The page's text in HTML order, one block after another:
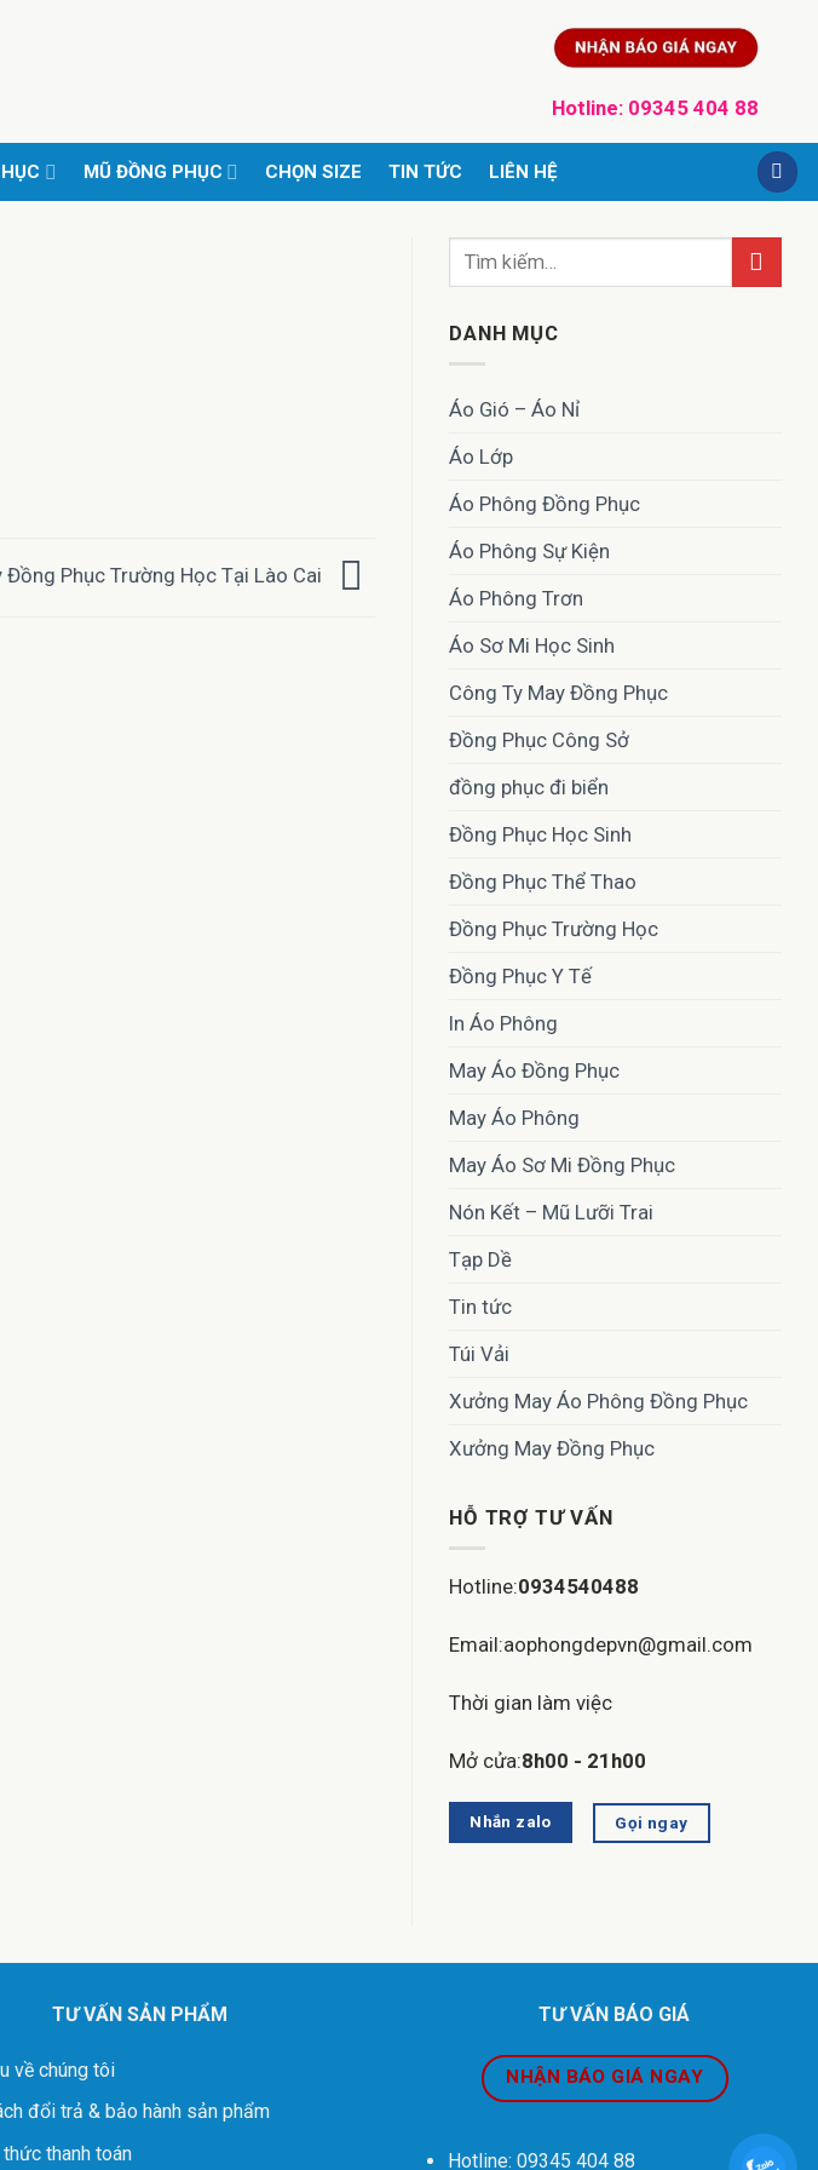
Hotline: 09345 404 88
MŨ ĐỒNG PHỤC CHỌN SIZE TIN TỨC LIÊN HỆ
Đồng Phục Trường Học Tại Lào Cai
DANH MỤC
Áo Gió – Áo Nỉ
Áo Lớp
Áo Phông Đồng Phục
Áo Phông Sự Kiện
Áo Phông Trơn
Áo Sơ Mi Học Sinh
Công Ty May Đồng Phục
Đồng Phục Công Sở
đồng phục đi biển
Đồng Phục Học Sinh
Đồng Phục Thể Thao
Đồng Phục Trường Học
Đồng Phục Y Tế
In Áo Phông
May Áo Đồng Phục
May Áo Phông
May Áo Sơ Mi Đồng Phục
Nón Kết – Mũ Lưỡi Trai
Tạp Dề
Tin tức
Túi Vải
Xưởng May Áo Phông Đồng Phục
Xưởng May Đồng Phục
HỖ TRỢ TƯ VẤN
Hotline:0934540488
Email:aophongdepvn@gmail.com
Thời gian làm việc
Mở cửa:8h00 - 21h00
Nhắn zalo Gọi ngay
TƯ VẤN SẢN PHẨM
về chúng tôi
đổi trả & bảo hành sản phẩm
thanh toán
TƯ VẤN BÁO GIÁ
NHẬN BÁO GIÁ NGAY
Hotline: 09345 404 88